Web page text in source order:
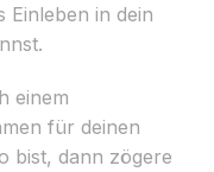
Einleben in dein
einem
für deinen
bist, dann zögere